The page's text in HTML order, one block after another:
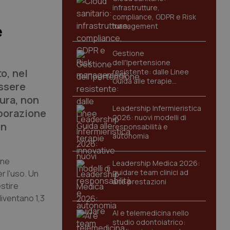
nel
non
l'uso. Un
1,3
infrastrutture,
compliance, GDPR e Risk
management
Gestione
dell'Ipertensione
resistente: dalle Linee
Guida alle terapie
innovative
Leadership Infermieristica
2026: nuovi modelli di
responsabilità e
autonomia
Leadership Medica 2026:
guidare team clinici ad
alte prestazioni
AI e telemedicina nello
studio odontoiatrico: